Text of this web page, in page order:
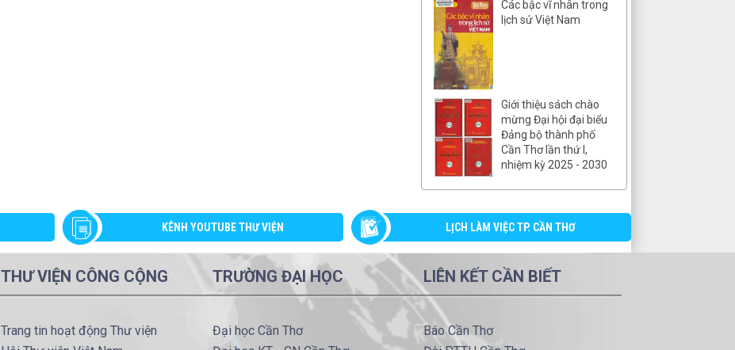
Các bậc vĩ nhân trong
lịch sử Việt Nam
Giới thiệu sách chào
mừng Đại hội đại biểu
Đảng bộ thành phố
Cần Thơ lần thứ I,
nhiệm kỳ 2025 - 2030
KÊNH YOUTUBE THƯ VIỆN LỊCH LÀM VIỆC TP. CẦN THƠ
THƯ VIỆN CÔNG CỘNG
Trang tin hoạt động Thư viện
TRƯỜNG ĐẠI HỌC
Đại học Cần Thơ
LIÊN KẾT CẦN BIẾT
Báo Cần Thơ